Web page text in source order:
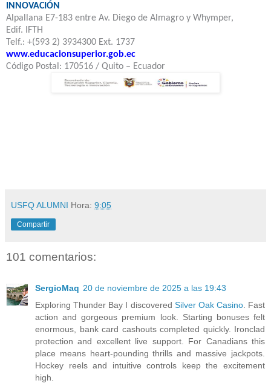
INNOVACIÓN
Alpallana E7-183 entre Av. Diego de Almagro y Whymper,
Edif.
IFTH
Telf.: +(593 2) 3934300 Ext. 1737
www.educacionsuperior.gob.ec
Código Postal: 170516 / Quito – Ecuador
USFQ ALUMNI Hora: 9:05
Compartir
101 comentarios:
SergioMaq 20 de noviembre de 2025 a las 19:43
Exploring Thunder Bay I discovered Silver Oak Casino. Fast
action and gorgeous premium look. Starting bonuses felt
enormous, bank card cashouts completed quickly. Ironclad
protection and excellent live support. For Canadians this
place means heart-pounding thrills and massive jackpots.
Hockey reels and intuitive controls keep the excitement
high.